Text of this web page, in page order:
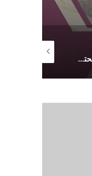
أسرار الأناقة المحتشمة: دليل تنسيق الأزياء اليومية من فساتين وأطقم وعبايات
2025-10-26